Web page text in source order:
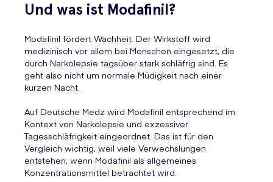
Und was ist Modafinil?
Modafinil fördert Wachheit. Der Wirkstoff wird
medizinisch vor allem bei Menschen eingesetzt, die
durch Narkolepsie tagsüber stark schläfrig sind. Es
geht also nicht um normale Müdigkeit nach einer
kurzen Nacht.
Auf Deutsche Medz wird Modafinil entsprechend im
Kontext von Narkolepsie und exzessiver
Tagesschläfrigkeit eingeordnet. Das ist für den
Vergleich wichtig, weil viele Verwechslungen
entstehen, wenn Modafinil als allgemeines
Konzentrationsmittel betrachtet wird.